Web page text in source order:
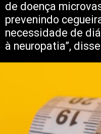
de doença
prevenindo
necessidade de
à neuropatia”,